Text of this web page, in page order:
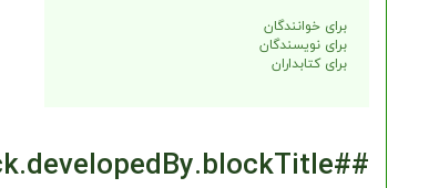
برای خوانندگان
برای نویسندگان
برای کتابداران
##plugins.block.developedBy.blockTitle##